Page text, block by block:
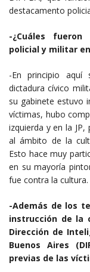
destacamento
-¿Cuáles
policial y militar en
-En principio
dictadura cívico
su gabinete estuvo
víctimas, hubo
izquierda y en la
al ámbito de la
Esto hace muy
en su mayoría
fue contra la cultura.
-Además de los
instrucción de la
Dirección de
Buenos Aires
previas de las